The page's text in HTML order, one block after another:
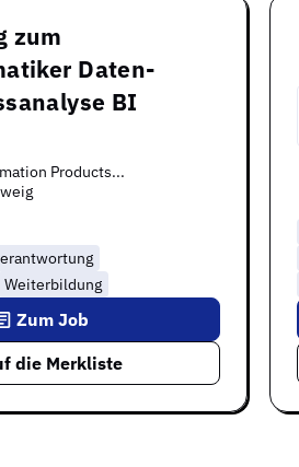
zum
Daten-
BI
Products...
Weiterbildung
die Merkliste
Zum Job